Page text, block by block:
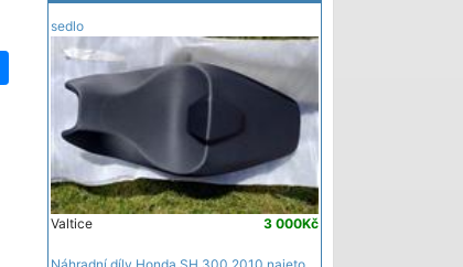
sedlo
3 000Kč
Valtice